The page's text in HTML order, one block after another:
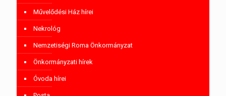
Művelődési Ház hírei
Nekrológ
Nemzetiségi Roma Önkormányzat
Önkormányzati hírek
Óvoda hírei